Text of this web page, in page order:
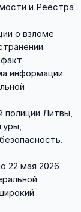
и Реестра
о взломе
информации
полиции Литвы,
22 мая 2026